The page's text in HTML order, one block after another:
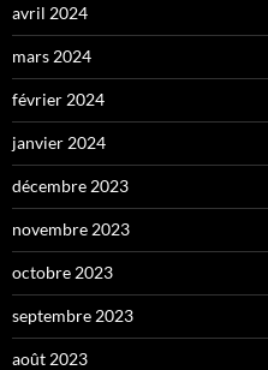
avril 2024
mars 2024
février 2024
janvier 2024
décembre 2023
novembre 2023
octobre 2023
septembre 2023
août 2023